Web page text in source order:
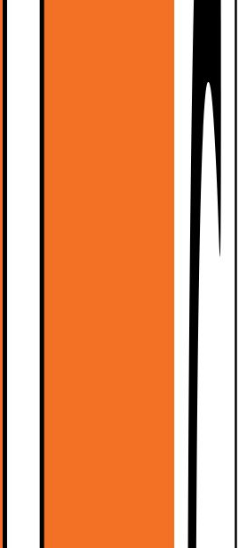
4000.- du køber for* Se flere +1.
produkt med retur
det forsvarligt
ud og tager
retur